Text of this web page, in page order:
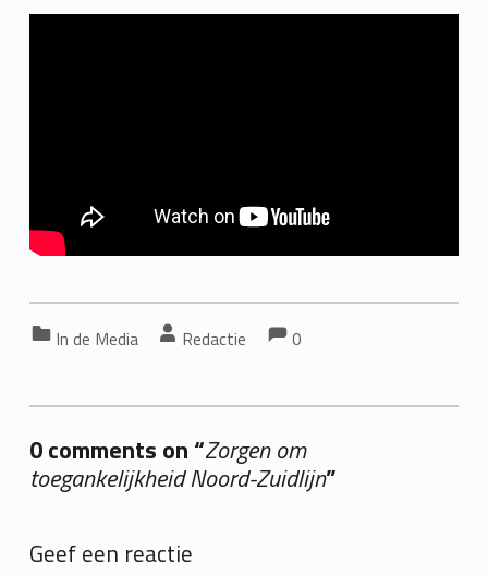
In de Media Redactie
Comments:
0
0 comments on “Zorgen om
toegankelijkheid Noord-Zuidlijn”
Geef een reactie